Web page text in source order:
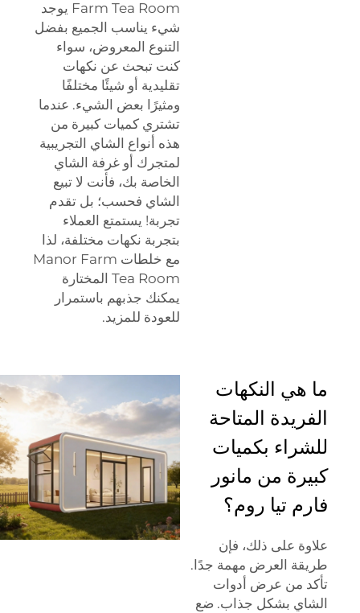
Farm Tea Room يوجد
شيء يناسب الجميع بفضل
التنوع المعروض، سواء
كنت تبحث عن نكهات
تقليدية أو شيئًا مختلفًا
ومثيرًا بعض الشيء. عندما
تشتري كميات كبيرة من
هذه أنواع الشاي التجريبية
لمتجرك أو غرفة الشاي
الخاصة بك، فأنت لا تبيع
الشاي فحسب؛ بل تقدم
تجربة! يستمتع العملاء
بتجربة نكهات مختلفة، لذا
مع خلطات Manor Farm
Tea Room المختارة
يمكنك جذبهم باستمرار
للعودة للمزيد.
ما هي النكهات
الفريدة المتاحة
للشراء بكميات
كبيرة من مانور
فارم تيا روم؟
علاوة على ذلك، فإن
طريقة العرض مهمة جدًا.
تأكد من عرض أدوات
الشاي بشكل جذاب. ضع